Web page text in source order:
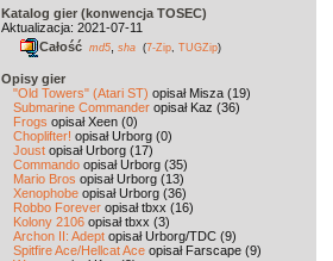
Katalog gier (konwencja TOSEC)
Aktualizacja: 2021-07-11
Całość md5 sha (7-Zip TUGZip)
Opisy gier
"Old Towers" (Atari ST) opisał Misza (19)
Submarine Commander opisał Kaz (36)
Frogs opisał Xeen (0)
Choplifter! opisał Urborg (0)
Joust opisał Urborg (17)
Commando opisał Urborg (35)
Mario Bros opisał Urborg (13)
Xenophobe opisał Urborg (36)
Robbo Forever opisał tbxx (16)
Kolony 2106 opisał tbxx (3)
Archon II: Adept opisał Urborg/TDC (9)
Spitfire Ace/Hellcat Ace opisał Farscape (9)